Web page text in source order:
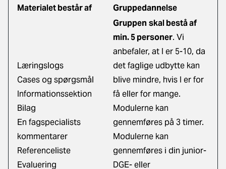
Materialet består af Gruppedannelse
Læringslogs
Cases og spørgsmål
Informationssektion
Bilag
En fagspecialists
kommentarer
Referenceliste
Evaluering
Gruppen skal bestå af
min. 5 personer. Vi
anbefaler, at I er 5-10, da
det faglige udbytte kan
blive mindre, hvis I er for
få eller for mange.
Modulerne kan
gennemføres på 3 timer.
Modulerne kan
gennemføres i din junior-
DGE- eller